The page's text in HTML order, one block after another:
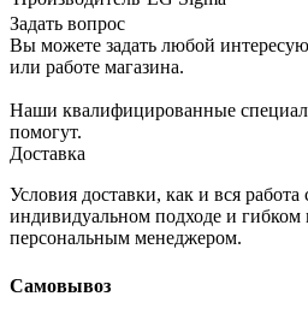
Задать вопрос
Вы можете задать любой
или работе магазина.
Наши квалифицированные
помогут.
Доставка
Условия доставки, как и вся
индивидуальном подходе и
персональным менеджером.
Самовывоз